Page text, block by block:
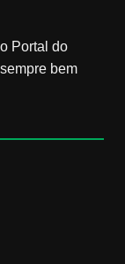
Portal do
bem